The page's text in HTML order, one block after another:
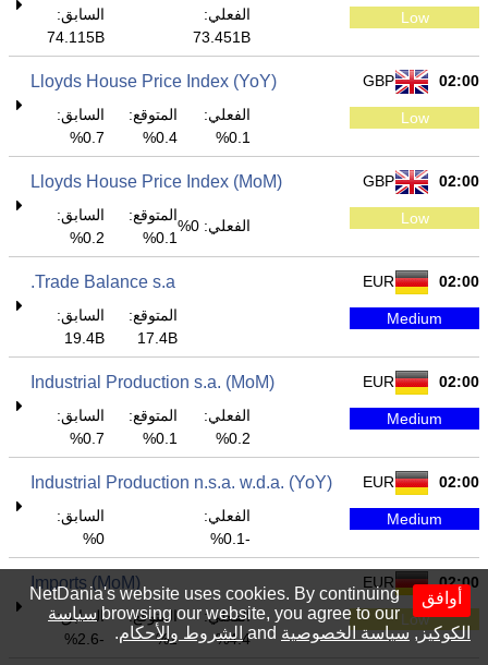
Low
الفعلي:
73.451B
السابق:
74.115B
02:00
GBP
Lloyds House Price Index (YoY)
Low
الفعلي:
0.1%
المتوقع:
0.4%
السابق:
0.7%
02:00
GBP
Lloyds House Price Index (MoM)
Low الفعلي: 0%
المتوقع:
0.1%
السابق:
0.2%
02:00
EUR
Trade Balance s.a.
Medium
المتوقع:
17.4B
السابق:
19.4B
02:00
EUR
Industrial Production s.a. (MoM)
Medium
الفعلي:
0.2%
المتوقع:
0.1%
السابق:
0.7%
02:00
EUR
Industrial Production n.s.a. w.d.a. (YoY)
Medium
الفعلي:
-0.1%
السابق:
0%
02:00
EUR
Imports (MoM)
Low
الفعلي:
4.4%
المتوقع:
1%
السابق:
-2.6%
أوافق
NetDania's website uses cookies. By continuing
browsing our website, you agree to our سياسة
الكوكيز,سياسة الخصوصية الشروط والأحكام.